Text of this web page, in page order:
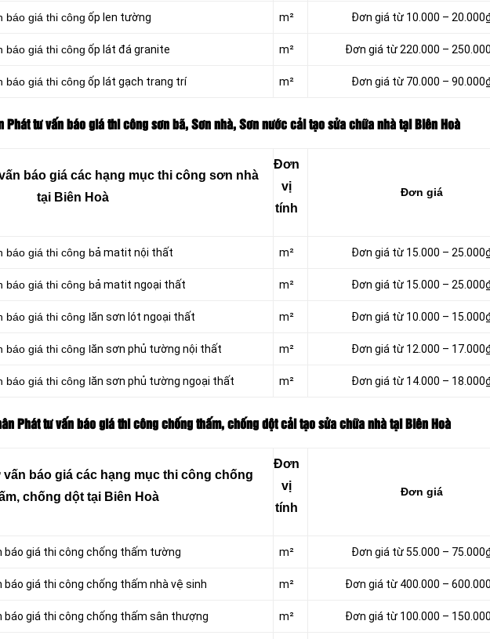
báo giá thi công ốp len tường m² Đơn giá từ 10.000 –
báo giá thi công ốp lát đá granite m² Đơn giá từ 220.000 –
báo giá thi công ốp lát gạch trang trí m² Đơn giá từ 70.000 –
Phát tư vấn báo giá thi công sơn bã, Sơn nhà, Sơn nước cải tạo sửa chữa nhà tại Biên Hoà
báo giá các hạng mục thi công sơn nhà
tại Biên Hoà
Đơn
vị
tính
Đơn giá
báo giá thi công bả matit nội thất m² Đơn giá từ 15.000 –
báo giá thi công bả matit ngoại thất m² Đơn giá từ 15.000 –
báo giá thi công lăn sơn lót ngoại thất m² Đơn giá từ 10.000 –
báo giá thi công lăn sơn phủ tường nội thất m² Đơn giá từ 12.000 –
báo giá thi công lăn sơn phủ tường ngoại thất m² Đơn giá từ 14.000 –
Phát tư vấn báo giá thi công chống thấm, chống dột cải tạo sửa chữa nhà tại Biên Hoà
báo giá các hạng mục thi công chống
chống dột tại Biên Hoà
Đơn
vị
tính
Đơn giá
báo giá thi công chống thấm tường m² Đơn giá từ 55.000 –
báo giá thi công chống thấm nhà vệ sinh m² Đơn giá từ 400.000 –
báo giá thi công chống thấm sân thượng m² Đơn giá từ 100.000 –